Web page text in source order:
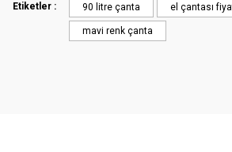
Ürün bilgilerinde hatalar bulunuyor.
Ürün fiyatı diğer sitelerden daha pahalı.
Etiketler : 90 litre çanta el çantası
mavi renk çanta